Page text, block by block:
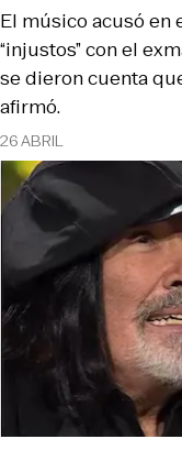
26 ABRIL
El músico acusó
“injustos” con el
se dieron cuenta
afirmó.